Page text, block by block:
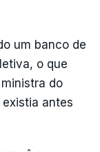
um banco de
o que
do
antes